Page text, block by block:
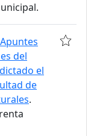
Apuntes
del
el
de
.